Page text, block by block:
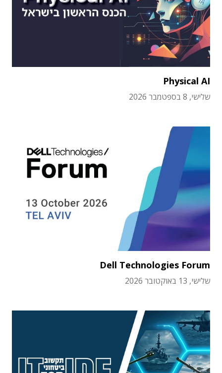
Physical AI
שלישי, 8 בספטמבר 2026
Dell Technologies Forum
שלישי, 13 באוקטובר 2026